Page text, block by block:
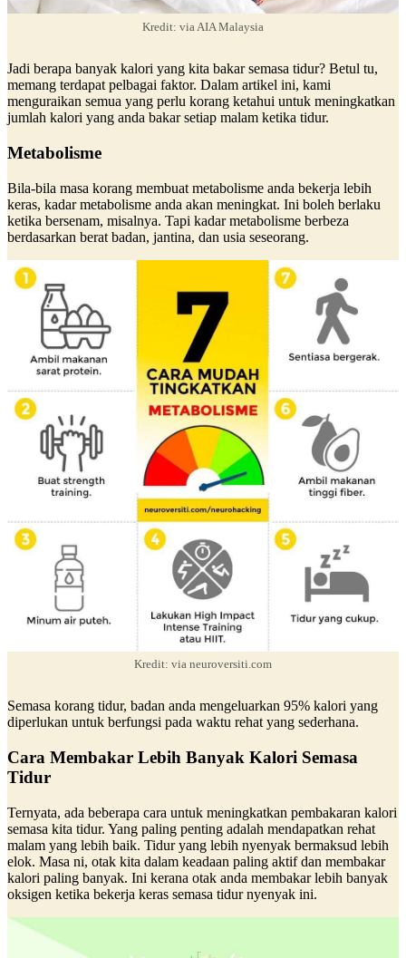
Kredit: via AIA Malaysia
Jadi berapa banyak kalori yang kita bakar semasa tidur? Betul tu,
memang terdapat pelbagai faktor. Dalam artikel ini, kami
menguraikan semua yang perlu korang ketahui untuk meningkatkan
jumlah kalori yang anda bakar setiap malam ketika tidur.
Metabolisme
Bila-bila masa korang membuat metabolisme anda bekerja lebih
keras, kadar metabolisme anda akan meningkat. Ini boleh berlaku
ketika bersenam, misalnya. Tapi kadar metabolisme berbeza
berdasarkan berat badan, jantina, dan usia seseorang.
Kredit: via neuroversiti.com
Semasa korang tidur, badan anda mengeluarkan 95% kalori yang
diperlukan untuk berfungsi pada waktu rehat yang sederhana.
Cara Membakar Lebih Banyak Kalori Semasa
Tidur
Ternyata, ada beberapa cara untuk meningkatkan pembakaran kalori
semasa kita tidur. Yang paling penting adalah mendapatkan rehat
malam yang lebih baik. Tidur yang lebih nyenyak bermaksud lebih
elok. Masa ni, otak kita dalam keadaan paling aktif dan membakar
kalori paling banyak. Ini kerana otak anda membakar lebih banyak
oksigen ketika bekerja keras semasa tidur nyenyak ini.